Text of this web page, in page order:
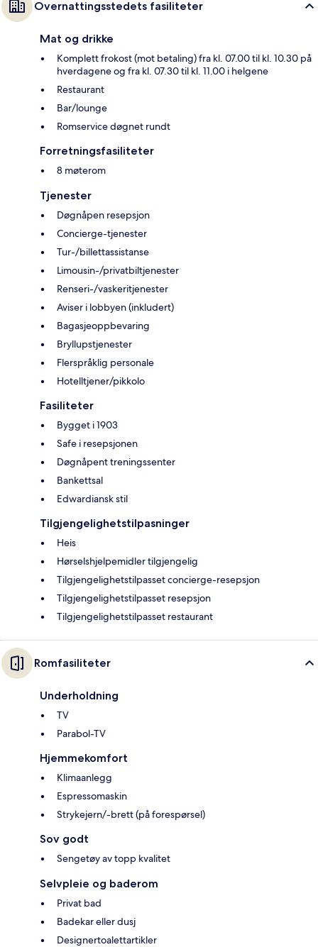
Overnattingsstedets fasiliteter
Mat og drikke
Komplett frokost (mot betaling) fra kl. 07.00 til kl. 10.30 på
hverdagene og fra kl. 07.30 til kl. 11.00 i helgene
Restaurant
Bar/lounge
Romservice døgnet rundt
Forretningsfasiliteter
8 møterom
Tjenester
Døgnåpen resepsjon
Concierge-tjenester
Tur-/billettassistanse
Limousin-/privatbiltjenester
Renseri-/vaskeritjenester
Aviser i lobbyen (inkludert)
Bagasjeoppbevaring
Bryllupstjenester
Flerspråklig personale
Hotelltjener/pikkolo
Fasiliteter
Bygget i 1903
Safe i resepsjonen
Døgnåpent treningssenter
Bankettsal
Edwardiansk stil
Tilgjengelighetstilpasninger
Heis
Hørselshjelpemidler tilgjengelig
Tilgjengelighetstilpasset concierge-resepsjon
Tilgjengelighetstilpasset resepsjon
Tilgjengelighetstilpasset restaurant
Romfasiliteter
Underholdning
TV
Parabol-TV
Hjemmekomfort
Klimaanlegg
Espressomaskin
Strykejern/-brett (på forespørsel)
Sov godt
Sengetøy av topp kvalitet
Selvpleie og baderom
Privat bad
Badekar eller dusj
Designertoalettartikler